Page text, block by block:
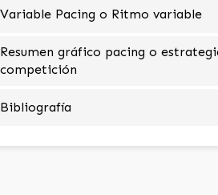
Variable Pacing o Ritmo variable
Resumen gráfico pacing o
competición
Bibliografía